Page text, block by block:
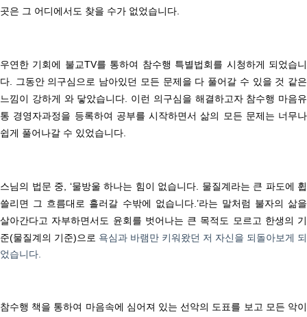
곳은 그 어디에서도 찾을 수가 없었습니다
우연한 기회에 불교TV를 통하여 참수행 특별법회를 시청하게 되었습니
다
그동안 의구심으로 남아있던 모든 문제을 다 풀어갈 수 있을 것 같은
느낌이 강하게 와 닿았습니다
이런 의구심을 해결하고자 참수행 마음유
통 경영자과정을 등록하여 공부를 시작하면서삶의 모든 문제는 너무나
쉽게 풀어나갈 수 있었습니다
스님의 법문 중, ‘물방울 하나는 힘이 없습니다
물질계라는 큰 파도에 휩
쓸리면 그 흐름대로 흘러갈 수밖에 없습니다.’라는 말처럼 불자의 삶을
살아간다고 자부하면서도 윤회를 벗어나는 큰 목적도 모르고 한생의 기
준(물질계의 기준)으로 욕심과 바램만 키워왔던 저 자신을 되돌아보게 되
었습니다
참수행 책을 통하여 마음속에 심어져 있는 선악의 도표를 보고 모든 악이